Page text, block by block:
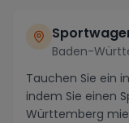
Baden-
Tauchen Sie ein
indem Sie einen
Württemberg